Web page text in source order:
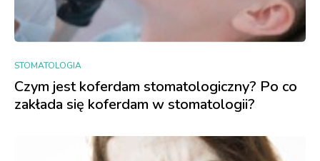
STOMATOLOGIA
Czym jest koferdam stomatologiczny? Po co
zakłada się koferdam w stomatologii?